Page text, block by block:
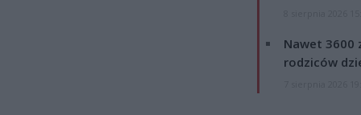
Nawet 3600
rodziców